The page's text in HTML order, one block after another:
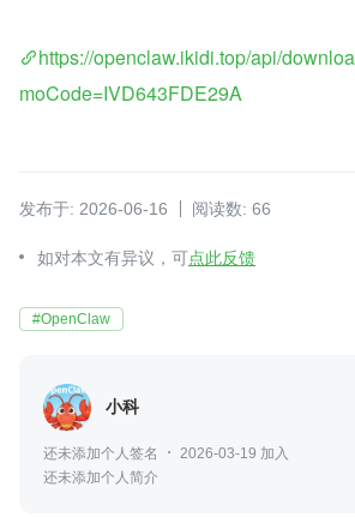
https://openclaw.ikidi.top/api/
moCode=IVD643FDE29A
发布于: 2026-06-16 阅读数: 66
如对本文有异议，可点此反馈
#OpenClaw
小科
还未添加个人签名
2026-03-19 加入
还未添加个人简介